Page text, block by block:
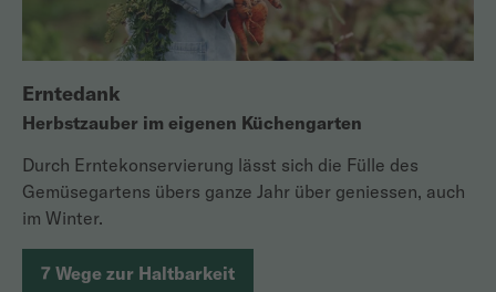
Erntedank
Herbstzauber im eigenen Küchengarten
Durch Erntekonservierung lässt sich die Fülle des
Gemüsegartens übers ganze Jahr über geniessen, auch
im Winter.
7 Wege zur Haltbarkeit